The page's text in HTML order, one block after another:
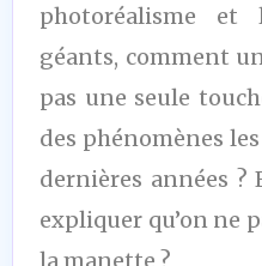
photoréalisme et
géants, comment
pas une seule
des phénomènes
dernières années
expliquer qu’on ne